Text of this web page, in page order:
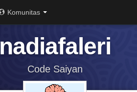
Komunitas
nadiafaleri
Code Saiyan